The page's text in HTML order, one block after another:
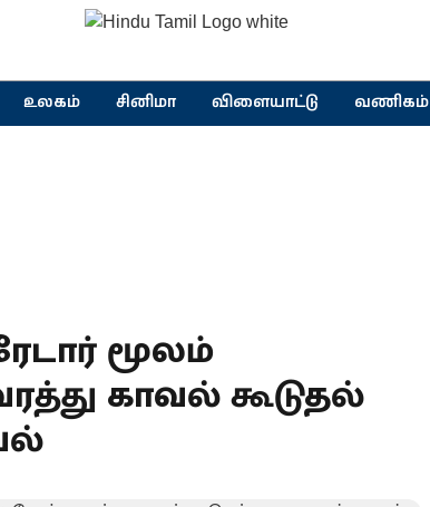
உலகம் சினிமா விளையாட்டு வணிகம்
மூலம்
காவல் கூடுதல்